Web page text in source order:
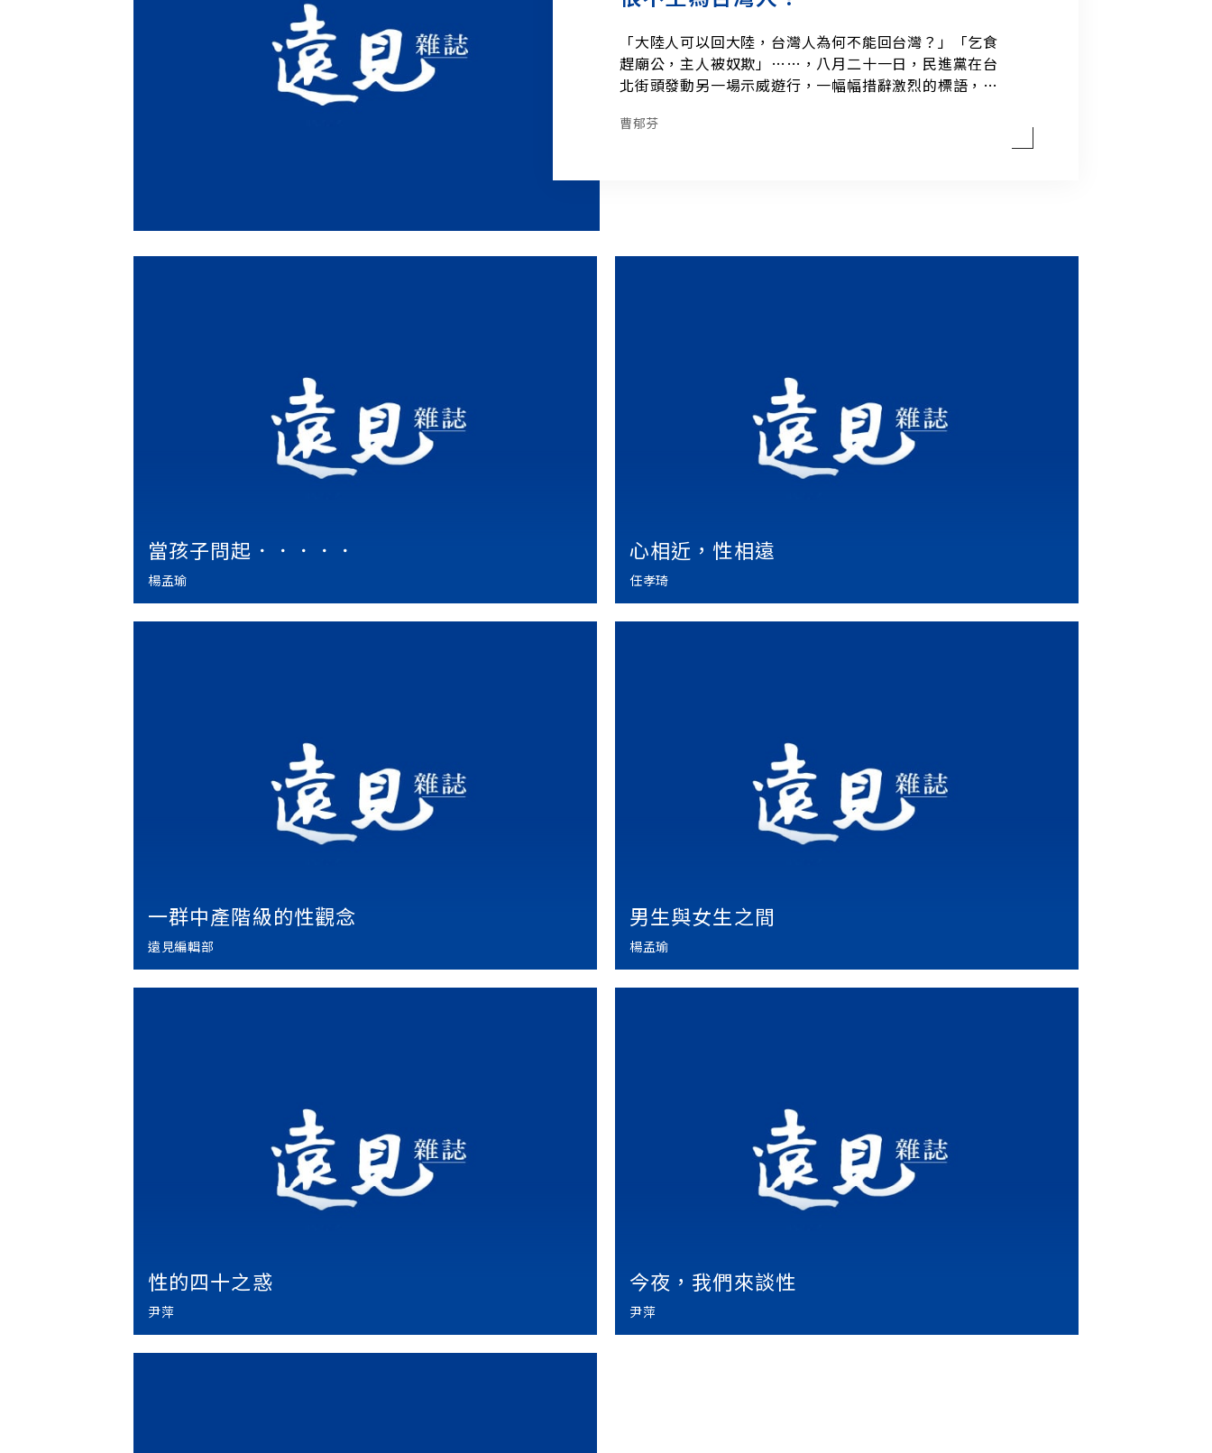
「大陸人可以回大陸，台灣人為何不能回台灣？」「乞食
趕廟公，主人被奴欺」……，八月二十一日，民進黨在台
北街頭發動另一場示威遊行，一幅幅措辭激烈的標語，隨
的分法，我是不再接受的，」九月二日，「街頭小霸王」
曹郁芬
當孩子問起．．．．．
楊孟瑜
心相近，性相遠
任孝琦
一群中產階級的性觀念
遠見編輯部
男生與女生之間
楊孟瑜
性的四十之惑
尹萍
今夜，我們來談性
尹萍